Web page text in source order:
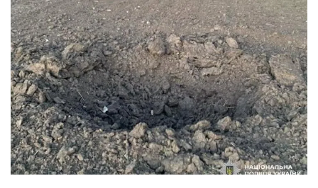
Публікації
Довідник
Редакційна політика
Етичний кодекс
Рекламні прайси